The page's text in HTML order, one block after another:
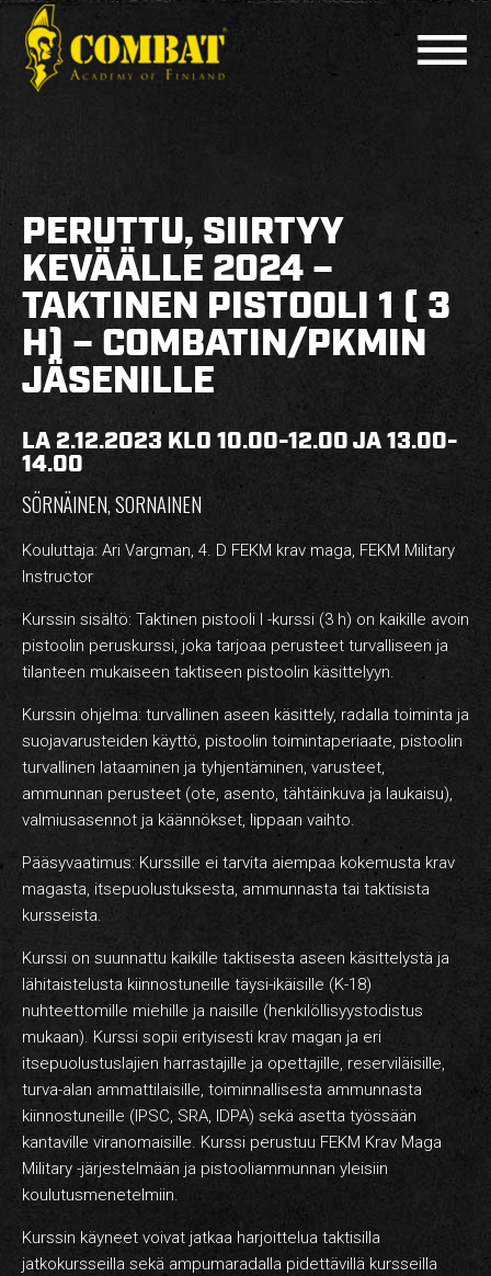
AJANKOHTAISTA
LAJIT
PERUSKURSSIT
MUUT KURSSIT
HARJOITUSAJAT
HARJOITUSMAKSUT
YRITYSKURSSIT – YKSITYISTUNNIT
VERKKOKAUPPA
REKRY
FI
PERUTTU, SIIRTYY
KEVÄÄLLE 2024 –
TAKTINEN PISTOOLI 1 ( 3
H) – COMBATIN/PKMIN
JÄSENILLE
LA 2.12.2023 KLO 10.00-12.00 JA 13.00-
14.00
SÖRNÄINEN, SORNAINEN
Kouluttaja: Ari Vargman, 4. D FEKM krav maga, FEKM Military
Instructor
Kurssin sisältö: Taktinen pistooli I -kurssi (3 h) on kaikille avoin
pistoolin peruskurssi, joka tarjoaa perusteet turvalliseen ja
tilanteen mukaiseen taktiseen pistoolin käsittelyyn.
Kurssin ohjelma: turvallinen aseen käsittely, radalla toiminta ja
suojavarusteiden käyttö, pistoolin toimintaperiaate, pistoolin
turvallinen lataaminen ja tyhjentäminen, varusteet,
ammunnan perusteet (ote, asento, tähtäinkuva ja laukaisu),
valmiusasennot ja käännökset, lippaan vaihto.
Pääsyvaatimus: Kurssille ei tarvita aiempaa kokemusta krav
magasta, itsepuolustuksesta, ammunnasta tai taktisista
kursseista.
Kurssi on suunnattu kaikille taktisesta aseen käsittelystä ja
lähitaistelusta kiinnostuneille täysi-ikäisille (K-18)
nuhteettomille miehille ja naisille (henkilöllisyystodistus
mukaan). Kurssi sopii erityisesti krav magan ja eri
itsepuolustuslajien harrastajille ja opettajille, reserviläisille,
turva-alan ammattilaisille, toiminnallisesta ammunnasta
kiinnostuneille (IPSC, SRA, IDPA) sekä asetta työssään
kantaville viranomaisille. Kurssi perustuu FEKM Krav Maga
Military -järjestelmään ja pistooliammunnan yleisiin
koulutusmenetelmiin.
Kurssin käyneet voivat jatkaa harjoittelua taktisilla
jatkokursseilla sekä ampumaradalla pidettävillä kursseilla